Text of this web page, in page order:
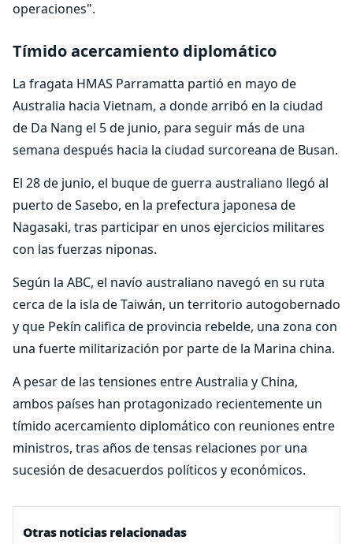
operaciones".
Tímido acercamiento diplomático
La fragata HMAS Parramatta partió en mayo de
Australia hacia Vietnam, a donde arribó en la ciudad
de Da Nang el 5 de junio, para seguir más de una
semana después hacia la ciudad surcoreana de Busan.
El 28 de junio, el buque de guerra australiano llegó al
puerto de Sasebo, en la prefectura japonesa de
Nagasaki, tras participar en unos ejercicios militares
con las fuerzas niponas.
Según la ABC, el navío australiano navegó en su ruta
cerca de la isla de Taiwán, un territorio autogobernado
y que Pekín califica de provincia rebelde, una zona con
una fuerte militarización por parte de la Marina china.
A pesar de las tensiones entre Australia y China,
ambos países han protagonizado recientemente un
tímido acercamiento diplomático con reuniones entre
ministros, tras años de tensas relaciones por una
sucesión de desacuerdos políticos y económicos.
Otras noticias relacionadas